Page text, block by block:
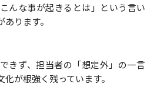
んな事が起きるとは」という言い
ります。
きず、担当者の「想定外」の一言
が根強く残っています。